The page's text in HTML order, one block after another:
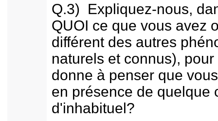
Q.3) Expliquez-nous,
QUOI ce que vous avez
différent des autres
naturels et connus),
donne à penser que
en présence de quelque
d'inhabituel?